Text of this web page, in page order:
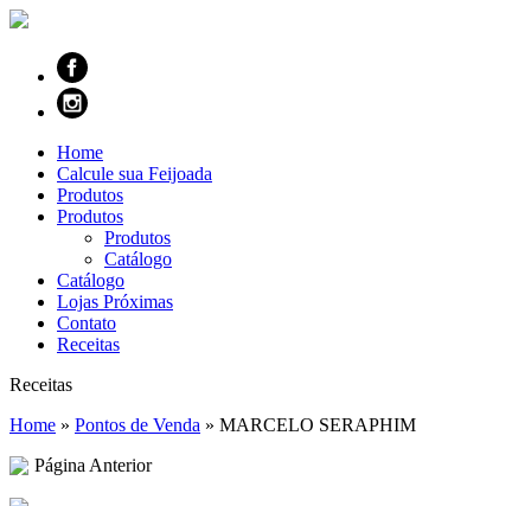
Home
Calcule sua Feijoada
Produtos
Produtos
Produtos
Catálogo
Catálogo
Lojas Próximas
Contato
Receitas
Receitas
Home » Pontos de Venda » MARCELO SERAPHIM
Página Anterior